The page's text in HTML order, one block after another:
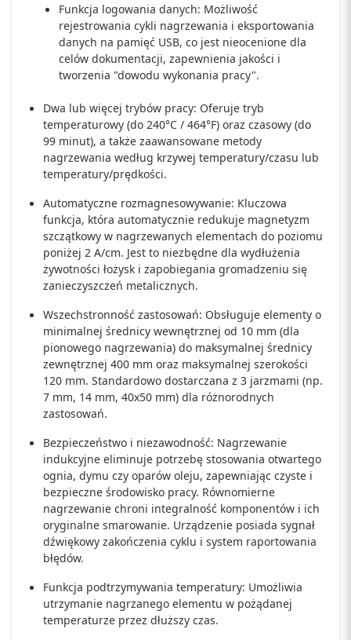
Funkcja logowania danych: Możliwość
rejestrowania cykli nagrzewania i eksportowania
danych na pamięć USB, co jest nieocenione dla
celów dokumentacji, zapewnienia jakości i
tworzenia "dowodu wykonania pracy".
Dwa lub więcej trybów pracy: Oferuje tryb
temperaturowy (do 240°C / 464°F) oraz czasowy (do
99 minut), a także zaawansowane metody
nagrzewania według krzywej temperatury/czasu lub
temperatury/prędkości.
Automatyczne rozmagnesowywanie: Kluczowa
funkcja, która automatycznie redukuje magnetyzm
szczątkowy w nagrzewanych elementach do poziomu
poniżej 2 A/cm. Jest to niezbędne dla wydłużenia
żywotności łożysk i zapobiegania gromadzeniu się
zanieczyszczeń metalicznych.
Wszechstronność zastosowań: Obsługuje elementy o
minimalnej średnicy wewnętrznej od 10 mm (dla
pionowego nagrzewania) do maksymalnej średnicy
zewnętrznej 400 mm oraz maksymalnej szerokości
120 mm. Standardowo dostarczana z 3 jarzmami (np.
7 mm, 14 mm, 40x50 mm) dla różnorodnych
zastosowań.
Bezpieczeństwo i niezawodność: Nagrzewanie
indukcyjne eliminuje potrzebę stosowania otwartego
ognia, dymu czy oparów oleju, zapewniając czyste i
bezpieczne środowisko pracy. Równomierne
nagrzewanie chroni integralność komponentów i ich
oryginalne smarowanie. Urządzenie posiada sygnał
dźwiękowy zakończenia cyklu i system raportowania
błędów.
Funkcja podtrzymywania temperatury: Umożliwia
utrzymanie nagrzanego elementu w pożądanej
temperaturze przez dłuższy czas.